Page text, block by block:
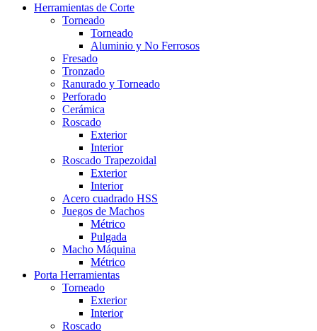
Herramientas de Corte
Torneado
Torneado
Aluminio y No Ferrosos
Fresado
Tronzado
Ranurado y Torneado
Perforado
Cerámica
Roscado
Exterior
Interior
Roscado Trapezoidal
Exterior
Interior
Acero cuadrado HSS
Juegos de Machos
Métrico
Pulgada
Macho Máquina
Métrico
Porta Herramientas
Torneado
Exterior
Interior
Roscado